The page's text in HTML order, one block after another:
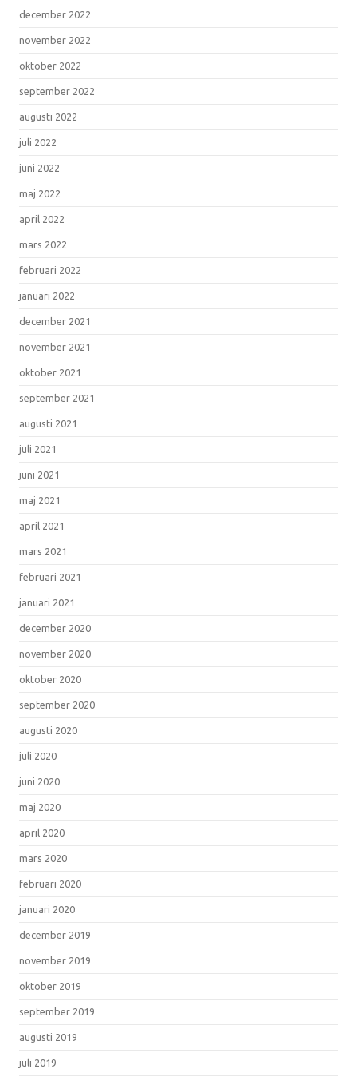
december 2022
november 2022
oktober 2022
september 2022
augusti 2022
juli 2022
juni 2022
maj 2022
april 2022
mars 2022
februari 2022
januari 2022
december 2021
november 2021
oktober 2021
september 2021
augusti 2021
juli 2021
juni 2021
maj 2021
april 2021
mars 2021
februari 2021
januari 2021
december 2020
november 2020
oktober 2020
september 2020
augusti 2020
juli 2020
juni 2020
maj 2020
april 2020
mars 2020
februari 2020
januari 2020
december 2019
november 2019
oktober 2019
september 2019
augusti 2019
juli 2019